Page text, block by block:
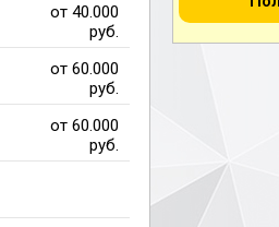
от 40.000
руб.
от 60.000
руб.
от 60.000
руб.